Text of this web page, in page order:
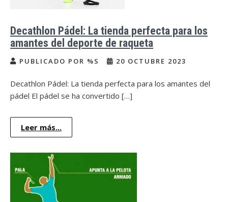
Decathlon Pádel: La tienda perfecta para los
amantes del deporte de raqueta
PUBLICADO POR %S 20 OCTUBRE 2023
Decathlon Pádel: La tienda perfecta para los amantes del
pádel El pádel se ha convertido […]
Leer más...